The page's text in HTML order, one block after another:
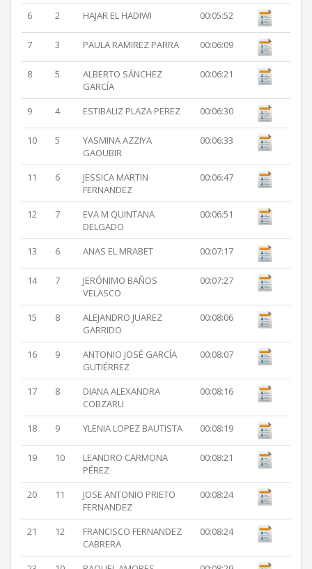
6 2 HAJAR EL HADIWI 00:05:52
7 3 PAULA RAMIREZ PARRA 00:06:09
8 5
ALBERTO SÁNCHEZ
GARCÍA
00:06:21
9 4 ESTIBALIZ PLAZA PEREZ 00:06:30
10 5
YASMINA AZZIYA
GAOUBIR
00:06:33
11 6
JESSICA MARTIN
FERNANDEZ
00:06:47
12 7
EVA M QUINTANA
DELGADO
00:06:51
13 6 ANAS EL MRABET 00:07:17
14 7
JERÓNIMO BAÑOS
VELASCO
00:07:27
15 8
ALEJANDRO JUAREZ
GARRIDO
00:08:06
16 9
ANTONIO JOSÉ GARCÍA
GUTIÉRREZ
00:08:07
17 8
DIANA ALEXANDRA
COBZARU
00:08:16
18 9 YLENIA LOPEZ BAUTISTA 00:08:19
19 10
LEANDRO CARMONA
PÉREZ
00:08:21
20 11
JOSE ANTONIO PRIETO
FERNANDEZ
00:08:24
21 12
FRANCISCO FERNANDEZ
CABRERA
00:08:24